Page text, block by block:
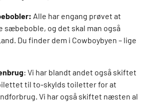
Alle har engang prøvet at
sæbeboble, og det skal man også
Du finder dem i Cowboybyen – lige
: Vi har blandt andet også skiftet
til to-skylds toiletter for at
Vi har også skiftet næsten al